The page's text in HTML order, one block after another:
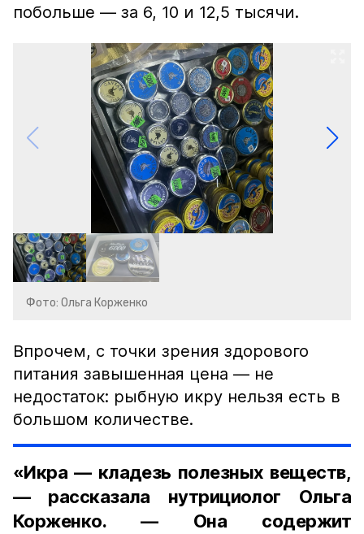
побольше — за 6, 10 и 12,5 тысячи.
Фото: Ольга Корженко
Впрочем, с точки зрения здорового
питания завышенная цена — не
недостаток: рыбную икру нельзя есть в
большом количестве.
«Икра — кладезь полезных веществ,
— рассказала нутрициолог Ольга
Корженко. — Она содержит